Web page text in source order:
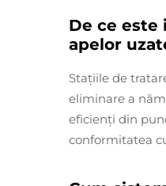
De ce
apelor
Stațiile de
eliminare a
eficienți din
conformitatea